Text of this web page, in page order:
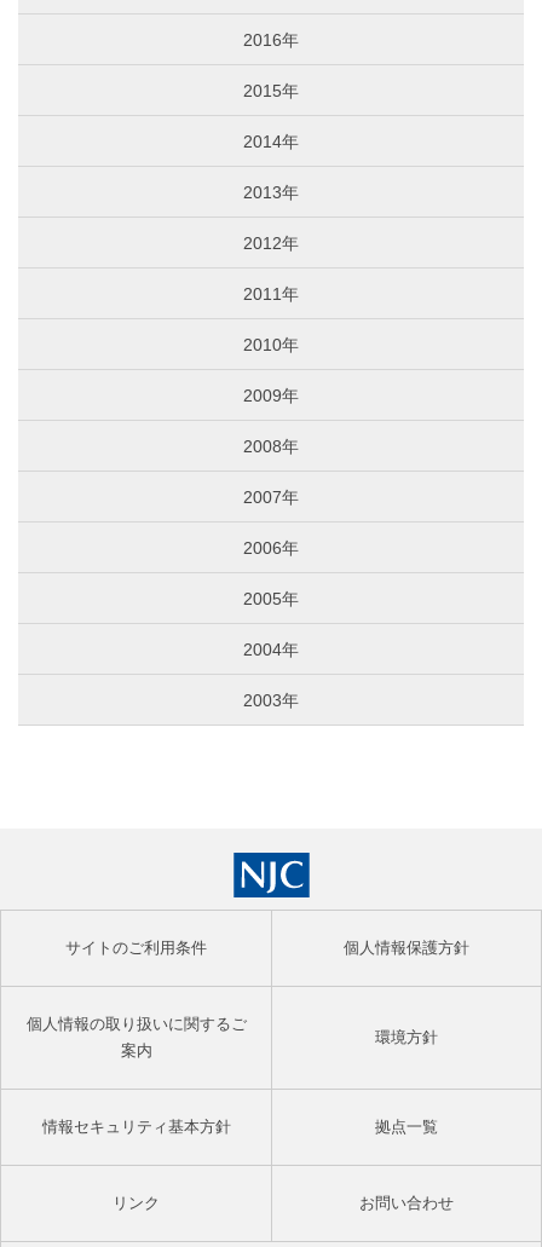
2016年
2015年
2014年
2013年
2012年
2011年
2010年
2009年
2008年
2007年
2006年
2005年
2004年
2003年
サイトのご利用条件 個人情報保護方針
個人情報の取り扱いに関するご
案内
環境方針
情報セキュリティ基本方針 拠点一覧
リンク お問い合わせ